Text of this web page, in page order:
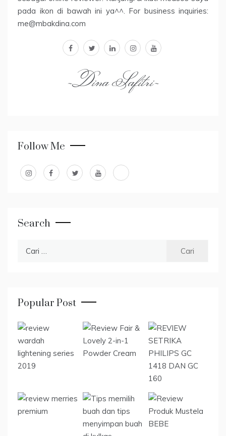
pada ikon di bawah ini ya^^. For business inquiries:
me@mbakdina.com
facebooktwitterlinkedininstagram
youtube
~Dina Safitri~
Follow Me
Search
Popular Post